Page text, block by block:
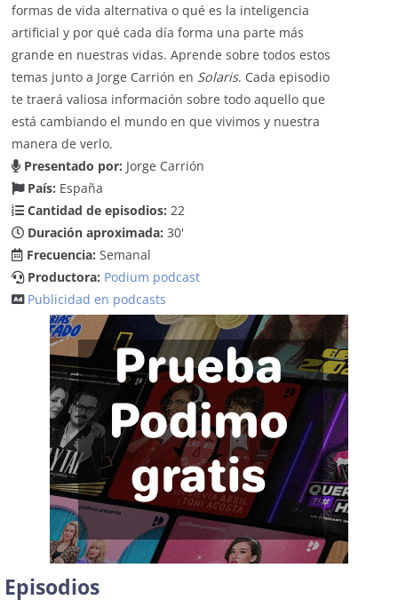
formas de vida alternativa o qué es la inteligencia
artificial y por qué cada día forma una parte más
grande en nuestras vidas. Aprende sobre todos estos
temas junto a Jorge Carrión en Solaris. Cada episodio
te traerá valiosa información sobre todo aquello que
está cambiando el mundo en que vivimos y nuestra
manera de verlo.
Presentado por: Jorge Carrión
País: España
Cantidad de episodios: 22
Duración aproximada: 30'
Frecuencia: Semanal
Productora: Podium podcast
Publicidad en podcasts
Episodios